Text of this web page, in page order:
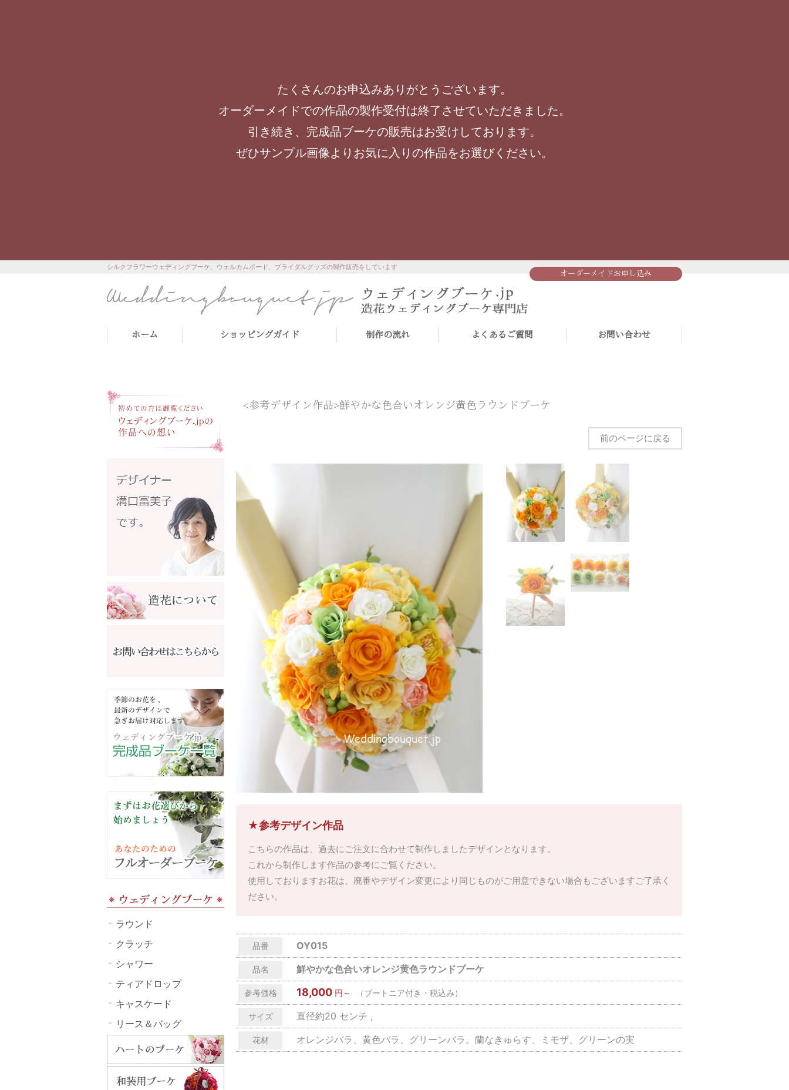
たくさんのお申込みありがとうございます。
オーダーメイドでの作品の製作受付は終了させていただきました。
引き続き、完成品ブーケの販売はお受けしております。
ぜひサンプル画像よりお気に入りの作品をお選びください。
シルクフラワーウェディングブーケ、ウェルカムボード、ブライダルグッズの製作販売をしています
ホーム ショッピングガイド 制作の流れ よくあるご質問 お問い合わせ
オーダーメイドお申し込み
<参考デザイン作品>鮮やかな色合いオレンジ黄色ラウンドブーケ
前のページに戻る
★参考デザイン作品
こちらの作品は、過去にご注文に合わせて制作しましたデザインとなります。
これから制作します作品の参考にご覧ください。
使用しておりますお花は、廃番やデザイン変更により同じものがご用意できない場合もございますご了承く
ださい。
品番 OY015
品名 鮮やかな色合いオレンジ黄色ラウンドブーケ
参考価格 18,000 円～ （ブートニア付き・税込み）
サイズ 直径約20 センチ ,
花材 オレンジバラ、黄色バラ、グリーンバラ。蘭なきゅらす、ミモザ、グリーンの実
ラウンド
クラッチ
シャワー
ティアドロップ
キャスケード
リース＆バッグ